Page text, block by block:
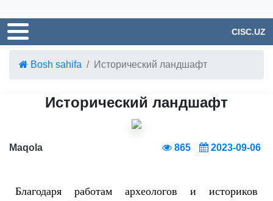
CISC.UZ
Bosh sahifa Исторический ландшафт
Исторический ландшафт
Maqola 865 2023-09-06
Благодаря работам археологов и историков